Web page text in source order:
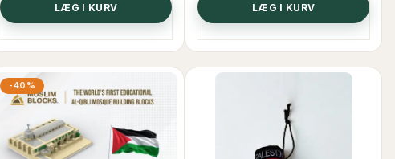
PALÆSTINA ARMBÅND
HVID/GENNEMSIGTIG PLASTIK
25,00 DKK
SAHARA
LÆG I KURV LÆG I KURV
-40%